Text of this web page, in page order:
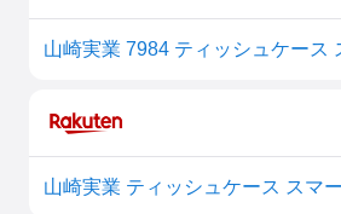
山崎実業 7984 ティッシュケース
山崎実業 ティッシュケース スマ